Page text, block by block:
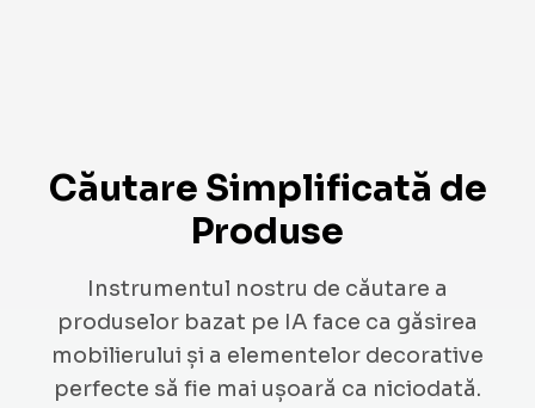
Căutare Simplificată de
Produse
Instrumentul nostru de căutare a
produselor bazat pe IA face ca găsirea
mobilierului și a elementelor decorative
perfecte să fie mai ușoară ca niciodată.